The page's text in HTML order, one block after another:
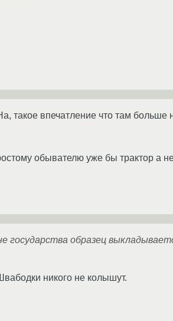
такое впечатление что там больше
обывателю уже бы трактор а
государства образец
никого не колышут.